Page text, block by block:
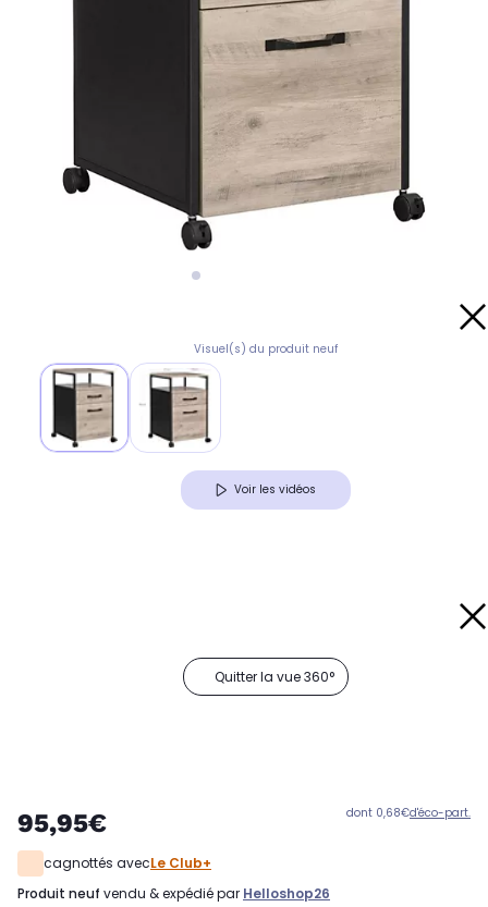
Visuel(s) du produit neuf
Voir les vidéos
Quitter la vue 360°
95,95€ dont 0,68€d'éco-part.
cagnottés avecLe Club+
produit neuf vendu & expédié par Helloshop26